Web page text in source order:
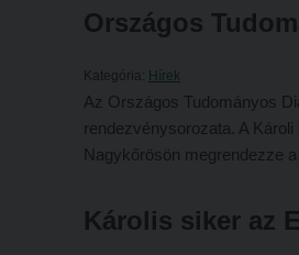
Országos
Kategória: Hírek
Az Országos Tudományos
rendezvénysorozata. A
Nagykőrösön megrendezze
Károlis siker az